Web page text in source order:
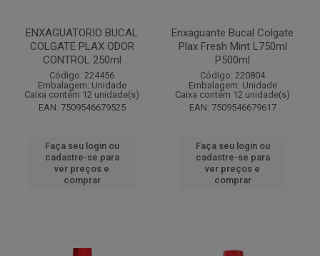
ENXAGUATORIO BUCAL
COLGATE PLAX ODOR
CONTROL 250ml
Código: 224456
Embalagem: Unidade
Caixa contém 12 unidade(s)
EAN: 7509546679525
Faça seu login ou
cadastre-se para
ver preços e
comprar
Enxaguante Bucal Colgate
Plax Fresh Mint L750ml
P500ml
Código: 220804
Embalagem: Unidade
Caixa contém 12 unidade(s)
EAN: 7509546679617
Faça seu login ou
cadastre-se para
ver preços e
comprar